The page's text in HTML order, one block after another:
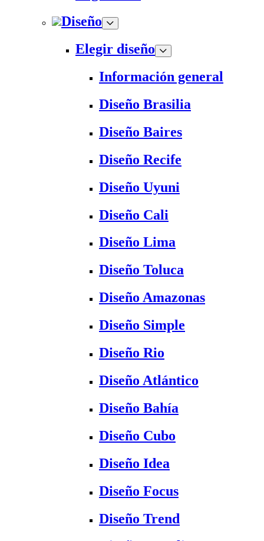
Diseño
Elegir diseño
Información general
Diseño Brasilia
Diseño Baires
Diseño Recife
Diseño Uyuni
Diseño Cali
Diseño Lima
Diseño Toluca
Diseño Amazonas
Diseño Simple
Diseño Rio
Diseño Atlántico
Diseño Bahía
Diseño Cubo
Diseño Idea
Diseño Focus
Diseño Trend